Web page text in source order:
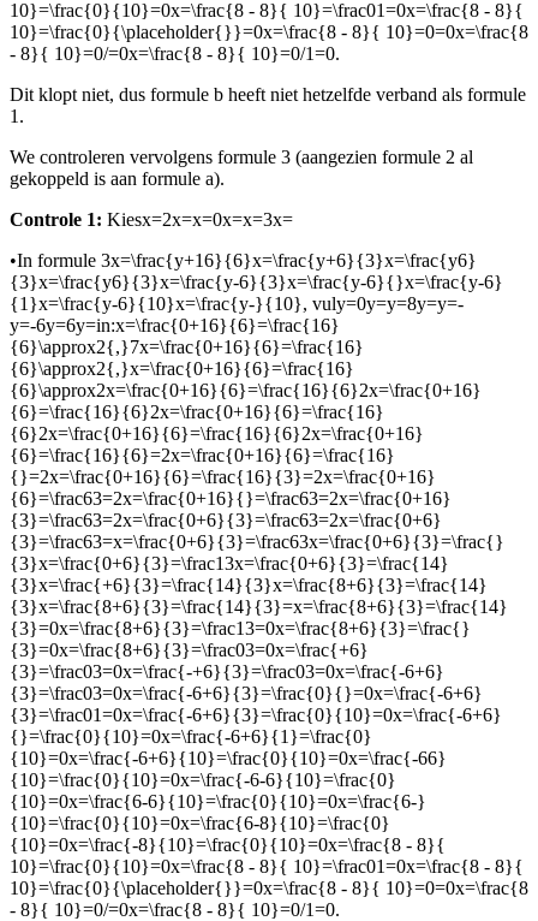
10}=\frac{0}{10}=0x=\frac{8 - 8}{ 10}=\frac01=0x=\frac{8 - 8}{
10}=\frac{0}{\placeholder{}}=0x=\frac{8 - 8}{ 10}=0=0x=\frac{8
- 8}{ 10}=0/=0x=\frac{8 - 8}{ 10}=0/1=0.
Dit klopt niet, dus formule b heeft niet hetzelfde verband als formule
1.
We controleren vervolgens formule 3 (aangezien formule 2 al
gekoppeld is aan formule a).
Controle 1: Kiesx=2x=x=0x=x=3x=
•In formule 3x=\frac{y+16}{6}x=\frac{y+6}{3}x=\frac{y6}
{3}x=\frac{y6}{3}x=\frac{y-6}{3}x=\frac{y-6}{}x=\frac{y-6}
{1}x=\frac{y-6}{10}x=\frac{y-}{10}, vuly=0y=y=8y=y=-
y=-6y=6y=in:x=\frac{0+16}{6}=\frac{16}
{6}\approx2{,}7x=\frac{0+16}{6}=\frac{16}
{6}\approx2{,}x=\frac{0+16}{6}=\frac{16}
{6}\approx2x=\frac{0+16}{6}=\frac{16}{6}2x=\frac{0+16}
{6}=\frac{16}{6}2x=\frac{0+16}{6}=\frac{16}
{6}2x=\frac{0+16}{6}=\frac{16}{6}2x=\frac{0+16}
{6}=\frac{16}{6}=2x=\frac{0+16}{6}=\frac{16}
{}=2x=\frac{0+16}{6}=\frac{16}{3}=2x=\frac{0+16}
{6}=\frac63=2x=\frac{0+16}{}=\frac63=2x=\frac{0+16}
{3}=\frac63=2x=\frac{0+6}{3}=\frac63=2x=\frac{0+6}
{3}=\frac63=x=\frac{0+6}{3}=\frac63x=\frac{0+6}{3}=\frac{}
{3}x=\frac{0+6}{3}=\frac13x=\frac{0+6}{3}=\frac{14}
{3}x=\frac{+6}{3}=\frac{14}{3}x=\frac{8+6}{3}=\frac{14}
{3}x=\frac{8+6}{3}=\frac{14}{3}=x=\frac{8+6}{3}=\frac{14}
{3}=0x=\frac{8+6}{3}=\frac13=0x=\frac{8+6}{3}=\frac{}
{3}=0x=\frac{8+6}{3}=\frac03=0x=\frac{+6}
{3}=\frac03=0x=\frac{-+6}{3}=\frac03=0x=\frac{-6+6}
{3}=\frac03=0x=\frac{-6+6}{3}=\frac{0}{}=0x=\frac{-6+6}
{3}=\frac01=0x=\frac{-6+6}{3}=\frac{0}{10}=0x=\frac{-6+6}
{}=\frac{0}{10}=0x=\frac{-6+6}{1}=\frac{0}
{10}=0x=\frac{-6+6}{10}=\frac{0}{10}=0x=\frac{-66}
{10}=\frac{0}{10}=0x=\frac{-6-6}{10}=\frac{0}
{10}=0x=\frac{6-6}{10}=\frac{0}{10}=0x=\frac{6-}
{10}=\frac{0}{10}=0x=\frac{6-8}{10}=\frac{0}
{10}=0x=\frac{-8}{10}=\frac{0}{10}=0x=\frac{8 - 8}{
10}=\frac{0}{10}=0x=\frac{8 - 8}{ 10}=\frac01=0x=\frac{8 - 8}{
10}=\frac{0}{\placeholder{}}=0x=\frac{8 - 8}{ 10}=0=0x=\frac{8
- 8}{ 10}=0/=0x=\frac{8 - 8}{ 10}=0/1=0.